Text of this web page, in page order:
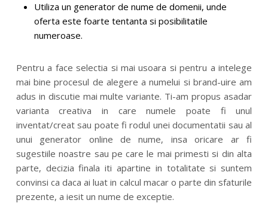
Utiliza un generator de nume de domenii, unde
oferta este foarte tentanta si posibilitatile
numeroase.
Pentru a face selectia si mai usoara si pentru a intelege
mai bine procesul de alegere a numelui si brand-uire am
adus in discutie mai multe variante. Ti-am propus asadar
varianta creativa in care numele poate fi unul
inventat/creat sau poate fi rodul unei documentatii sau al
unui generator online de nume, insa oricare ar fi
sugestiile noastre sau pe care le mai primesti si din alta
parte, decizia finala iti apartine in totalitate si suntem
convinsi ca daca ai luat in calcul macar o parte din sfaturile
prezente, a iesit un nume de exceptie.